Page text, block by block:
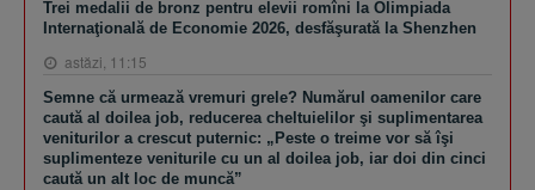
Trei medalii de bronz pentru elevii romîni la Olimpiada
Internaţională de Economie 2026, desfăşurată la Shenzhen
astăzi, 11:15
Semne că urmează vremuri grele? Numărul oamenilor care
caută al doilea job, reducerea cheltuielilor şi suplimentarea
veniturilor a crescut puternic: „Peste o treime vor să îşi
suplimenteze veniturile cu un al doilea job, iar doi din cinci
caută un alt loc de muncă”